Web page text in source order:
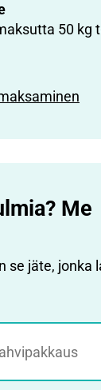
50 kg
Me
se jäte, jonka